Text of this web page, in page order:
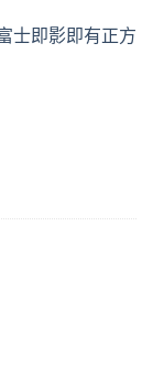
士即影即有正方
SQUARE